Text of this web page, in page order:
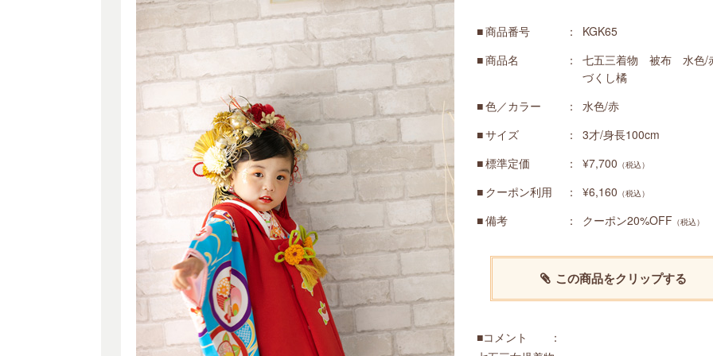
商品番号
KGK65
商品名
七五三着物 被布 水色
づくし橘
色／カラー
水色/赤
サイズ
3才/身長100cm
標準定価
¥7,700 （税込）
クーポン利用 ¥6,160 （税込）
備考 クーポン20%OFF （税込）
この商品をクリップする
■コメント ：